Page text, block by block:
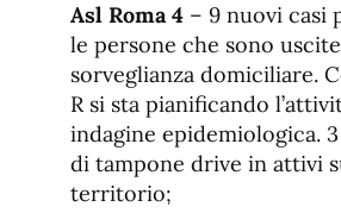
Asl Roma 4 – 9 nuovi casi
le persone che sono
sorveglianza domiciliare.
R si sta pianificando
indagine epidemiologica.
di tampone drive in attivi
territorio;